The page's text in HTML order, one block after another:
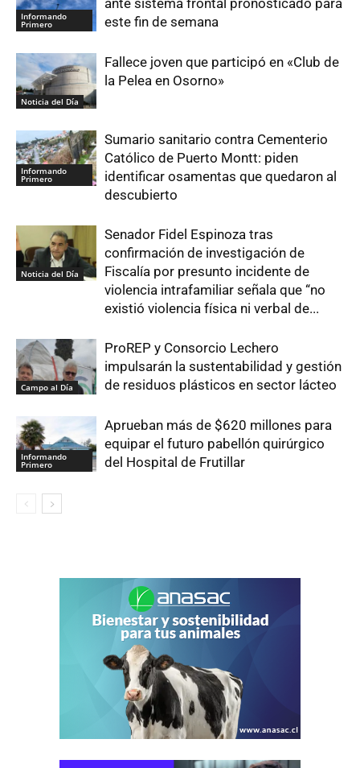
Informando
Primero
ante sistema frontal pronosticado para
este fin de semana
Noticia del Día
Fallece joven que participó en «Club de
la Pelea en Osorno»
Informando
Primero
Sumario sanitario contra Cementerio
Católico de Puerto Montt: piden
identificar osamentas que quedaron al
descubierto
Noticia del Día
Senador Fidel Espinoza tras
confirmación de investigación de
Fiscalía por presunto incidente de
violencia intrafamiliar señala que “no
existió violencia física ni verbal de...
Campo al Día
ProREP y Consorcio Lechero
impulsarán la sustentabilidad y gestión
de residuos plásticos en sector lácteo
Informando
Primero
Aprueban más de $620 millones para
equipar el futuro pabellón quirúrgico
del Hospital de Frutillar